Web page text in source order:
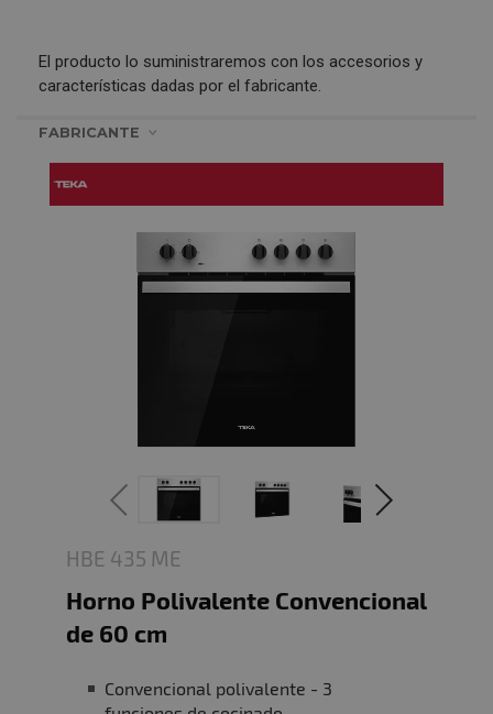
El producto lo suministraremos con los accesorios y
características dadas por el fabricante.
FABRICANTE
HBE 435 ME
Horno Polivalente Convencional
de 60 cm
Convencional polivalente - 3